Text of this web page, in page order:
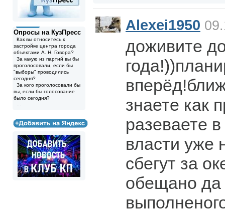
Опросы на КузПресс
Как вы относитесь к
застройке центра города
объектами А. Н. Говора?
За какую из партий вы бы
проголосовали, если бы
"выборы" проводились
сегодня?
За кого проголосовали бы
вы, если бы голосование
было сегодня?
Alexei1950
доживите
знаете как
разеваете
власти уже
сбегут за
обещано да